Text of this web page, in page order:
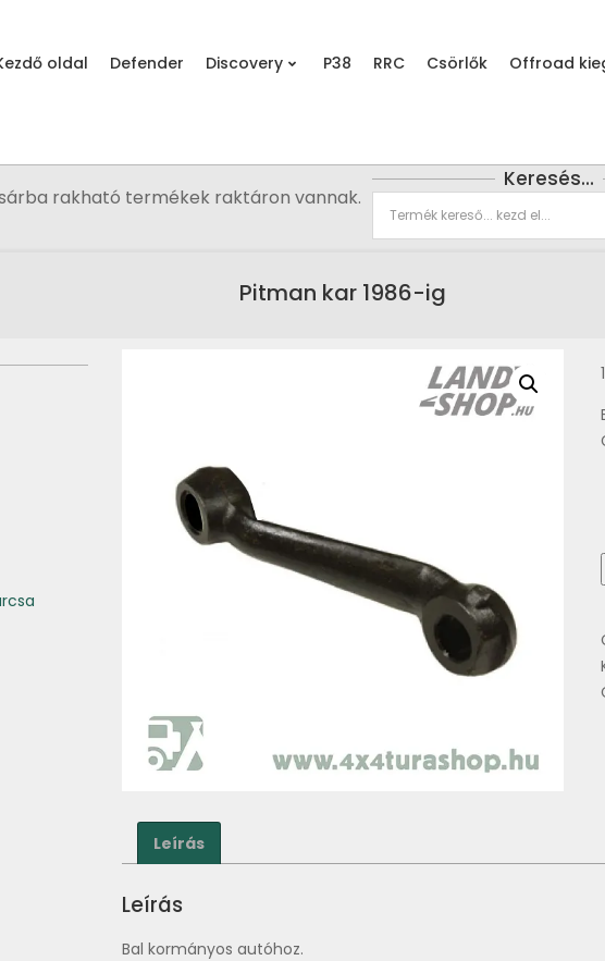
oldal Defender Discovery P38 RRC Csörlők Offroad
rakható termékek raktáron vannak.
Keresés…
Pitman kar 1986-ig
Leírás
Leírás
Bal kormányos autóhoz.